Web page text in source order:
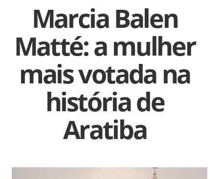
Marcia Balen
Matté: a mulher
mais votada na
história de
Aratiba